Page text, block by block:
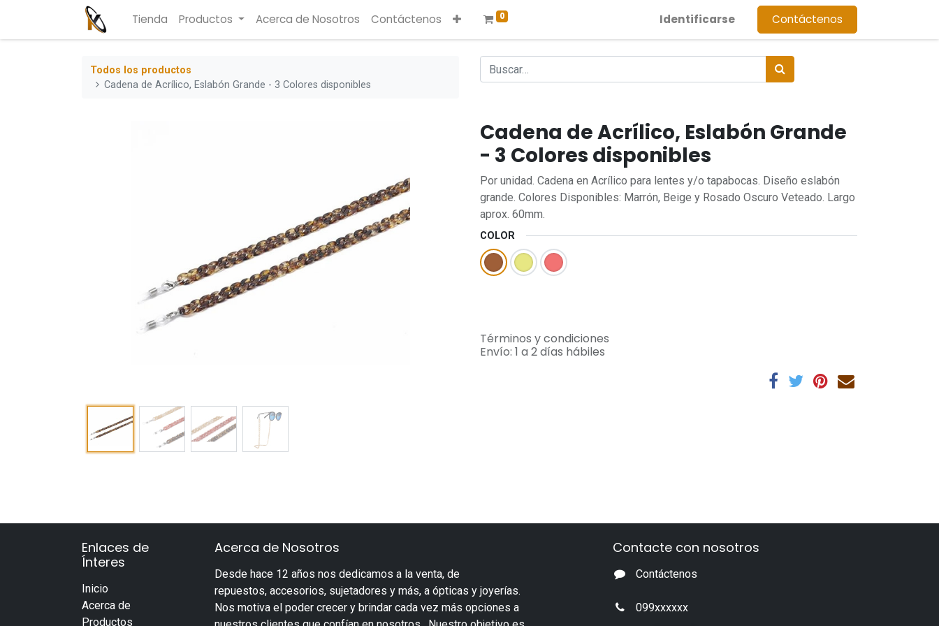
Tienda Productos Acerca de Nosotros Contáctenos 0 Identificarse Contáctenos
Todos los productos
Cadena de Acrílico, Eslabón Grande - 3 Colores disponibles
Cadena de Acrílico, Eslabón Grande
- 3 Colores disponibles
Por unidad. Cadena en Acrílico para lentes y/o tapabocas. Diseño eslabón
grande. Colores Disponibles: Marrón, Beige y Rosado Oscuro Veteado. Largo
aprox. 60mm.
COLOR
Términos y condiciones
Envío: 1 a 2 días hábiles
Enlaces de
Ínteres
Inicio
Acerca de
Productos
Acerca de Nosotros
Desde hace 12 años nos dedicamos a la venta, de
repuestos, accesorios, sujetadores y más, a ópticas y joyerías.
Nos motiva el poder crecer y brindar cada vez más opciones a
Contacte con nosotros
Contáctenos
099xxxxxx